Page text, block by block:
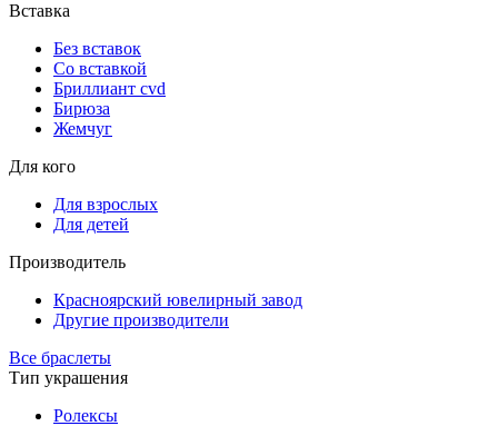
Вставка
Без вставок
Со вставкой
Бриллиант cvd
Бирюза
Жемчуг
Для кого
Для взрослых
Для детей
Производитель
Красноярский ювелирный завод
Другие производители
Все браслеты
Тип украшения
Ролексы